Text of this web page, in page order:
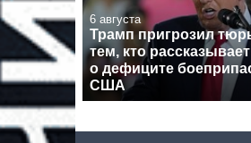
6 августа
Трамп пригрозил
тем, кто
о дефиците
США